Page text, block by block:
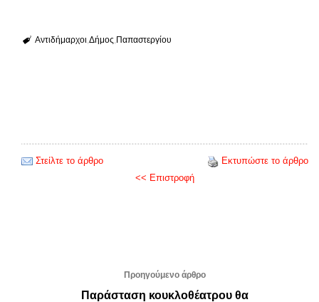
Αντιδήμαρχοι Δήμος Παπαστεργίου
Στείλτε το άρθρο
Εκτυπώστε το άρθρο
<< Επιστροφή
Προηγούμενο άρθρο
Παράσταση κουκλοθέατρου θα